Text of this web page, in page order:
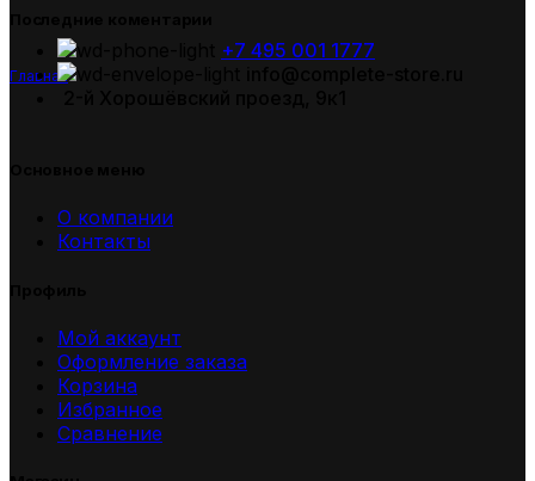
Главная
+7 495 001 1777
О компании
Контакты
Мой аккаунт
Оформление заказа
Корзина
Избранное
Сравнение